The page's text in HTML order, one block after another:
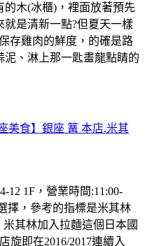
的木(冰櫃)，裡面放著預先
是清新一點?但夏天一樣
存雞肉的鮮度，的確是路
、淋上那一匙畫龍點睛的
美食】銀座 篝 本店.米其
12 1F，營業時間:11:00-
擇，參考的指標是米其林
其林加入拉麵這個日本國
旋即在2016/2017連續入